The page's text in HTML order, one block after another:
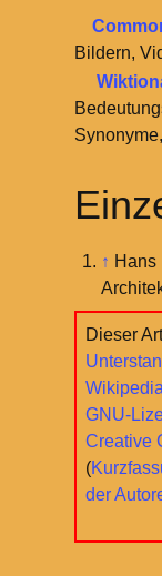
Bildern,
↑ Hans
Dieser
Wikipedia
GNU-
Creative
(
der